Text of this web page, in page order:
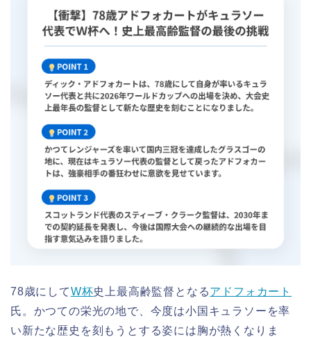
78歳にしてW杯史上最高齢監督となるアドフォカート
氏。かつての栄光の地で、今度は小国キュラソーを率
い新たな歴史を刻もうとする姿には胸が熱くなりま